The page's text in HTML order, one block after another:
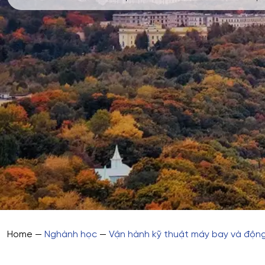
Home — Nghành học — Vận hành kỹ thuật máy bay và